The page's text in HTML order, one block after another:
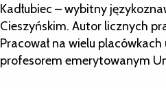
Kadłubiec – wybitny
Cieszyńskim. Autor licznych
Pracował na wielu
profesorem emerytowanym